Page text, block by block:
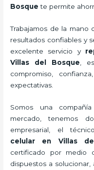
Bosque te permite
Trabajamos de la mano
resultados confiables y
excelente servicio y
Villas del Bosque ,
compromiso,
expectativas.
Somos una
mercado, tenemos
empresarial, el
celular en Villas
certificado por medio
dispuestos a solucionar,